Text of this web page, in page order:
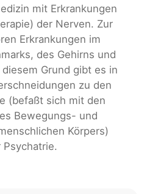
mit Erkrankungen
der Nerven. Zur
Erkrankungen im
des Gehirns und
Grund gibt es in
zu den
(befaßt sich mit den
Bewegungs- und
Körpers)
Psychatrie.